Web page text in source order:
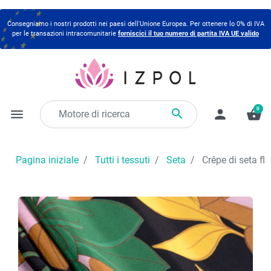
Consegniamo i nostri prodotti nei paesi dell'Unione Europea. Per ottenere lo 0% di IVA
per le transazioni intracomunitarie forniscici il tuo numero di partita IVA UE valido
menu  person shopping_basket
0
Pagina iniziale Tutti i tessuti Seta Crêpe di seta